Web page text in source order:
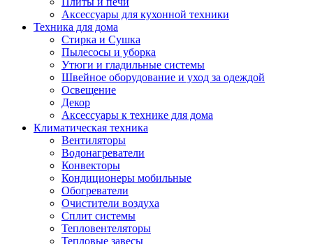
Аксессуары для кухонной техники
Техника для дома
Стирка и Сушка
Пылесосы и уборка
Утюги и гладильные системы
Швейное оборудование и уход за одеждой
Освещение
Декор
Аксессуары к технике для дома
Климатическая техника
Вентиляторы
Водонагреватели
Конвекторы
Кондиционеры мобильные
Обогреватели
Очистители воздуха
Сплит системы
Тепловентеляторы
Тепловые завесы